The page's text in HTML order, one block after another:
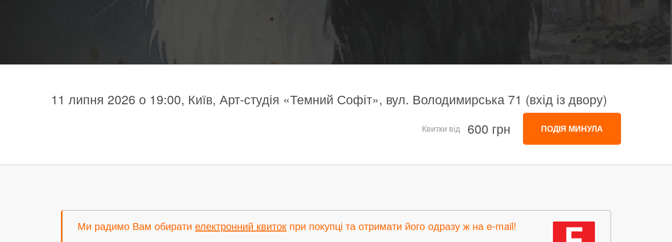
11 липня 2026 о 19:00, Київ, Арт-студія «Темний Софіт», вул. Володимирська 71 (вхід із двору)
Квитки від 600 грн ПОДІЯ МИНУЛА
Ми радимо Вам обирати електронний квиток при покупці та отримати його одразу ж на e-mail!